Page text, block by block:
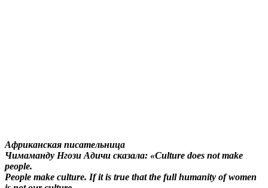
Африканская писательница
Чимаманду Нгози Адичи сказала: «Culture does not make
people.
People make culture. If it is true that the full humanity of women